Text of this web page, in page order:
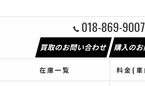
018-869-9007
買取のお問い合わせ 購入の
在庫一覧 料金(車